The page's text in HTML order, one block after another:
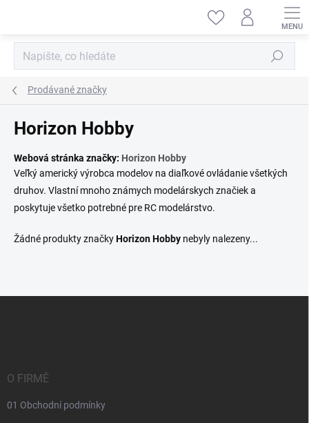
Hledat
Prodávané značky
Horizon Hobby
Webová stránka značky: Horizon Hobby
Veľký americký výrobca modelov na diaľkové ovládanie všetkých
druhov. Vlastní mnoho známych modelárskych značiek a
poskytuje všetko potrebné pre RC modelárstvo.
Žádné produkty značkyHorizon Hobby nebyly nalezeny...
O FIRMĚ
01 Obchodní podmínky